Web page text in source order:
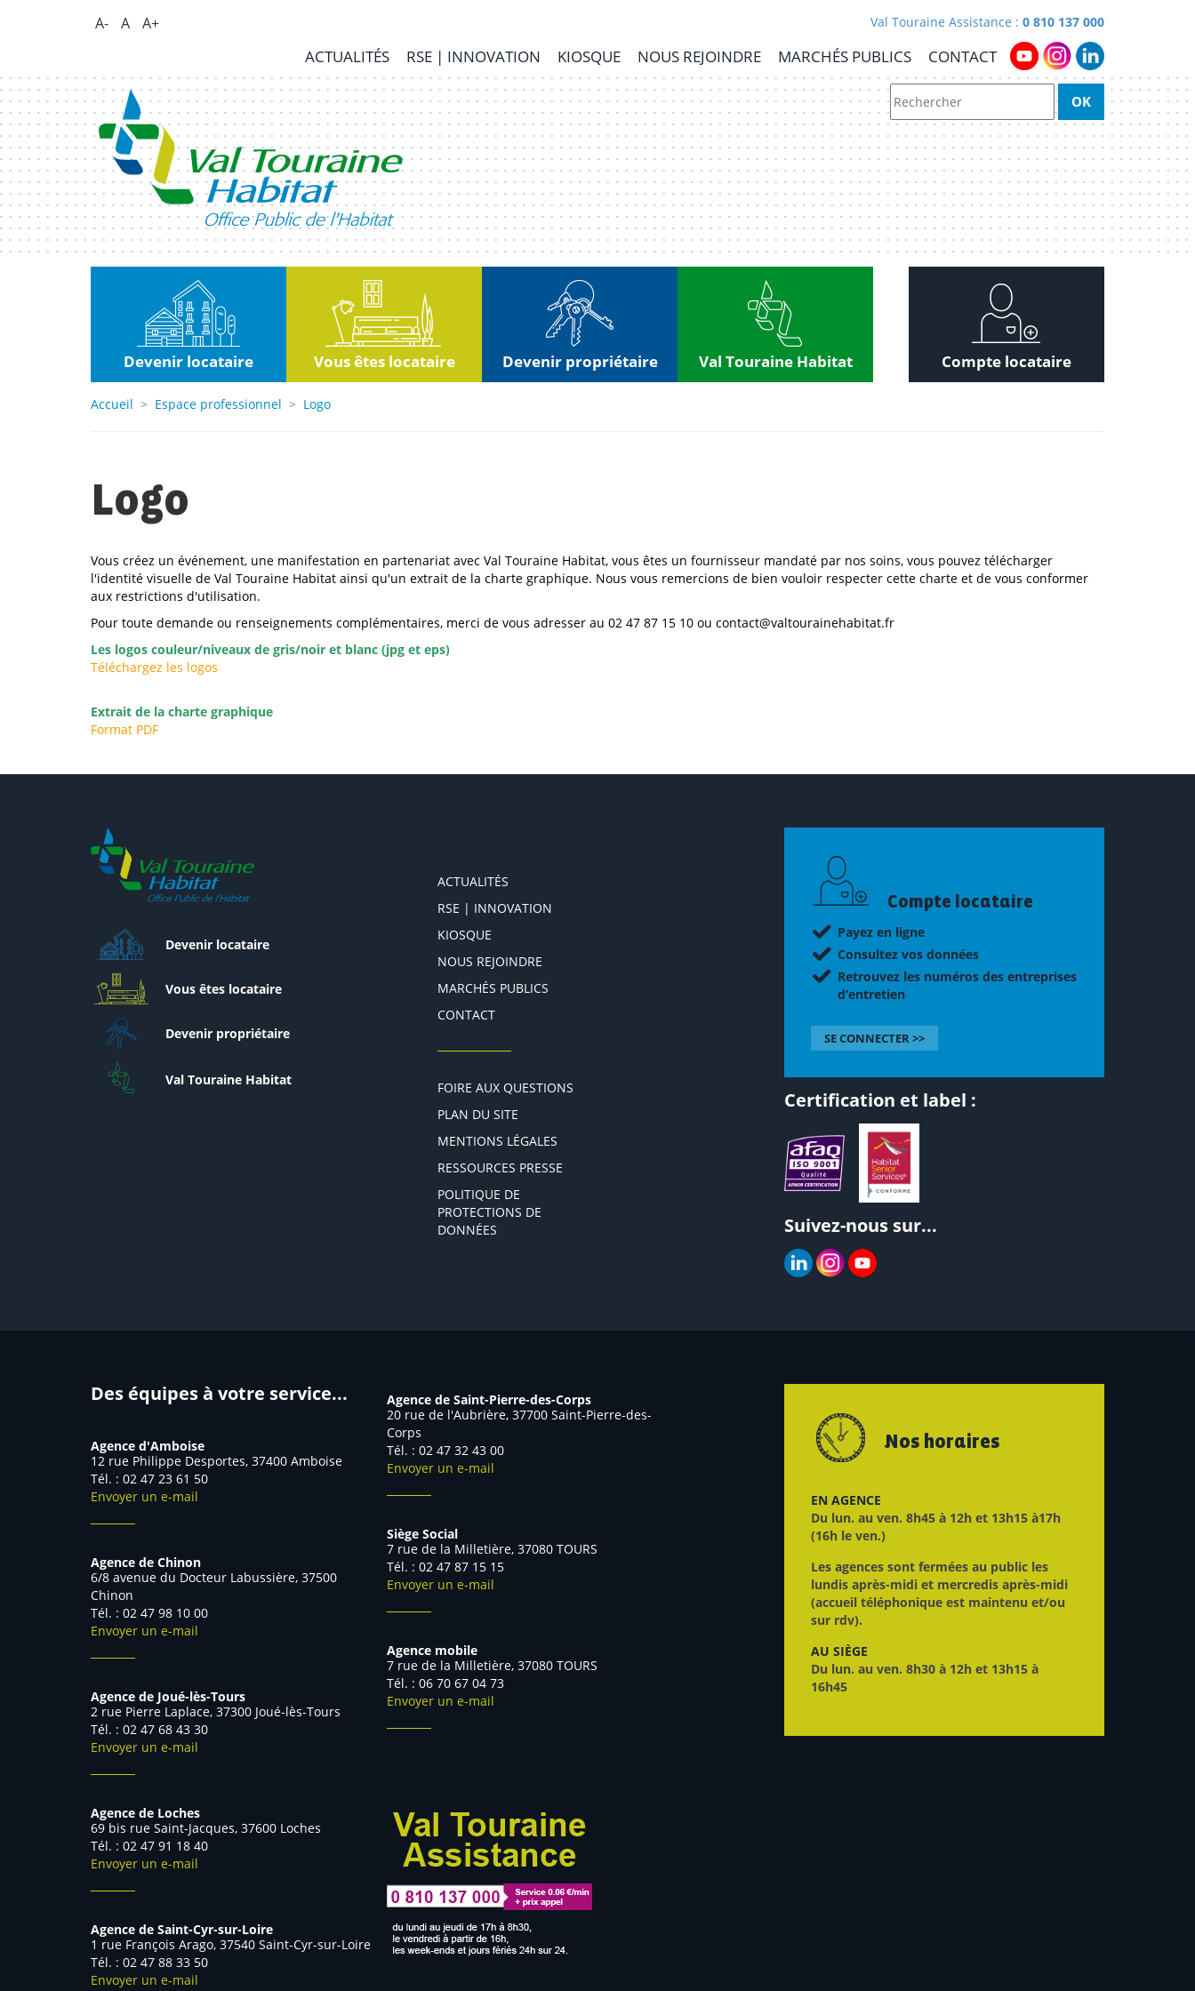
RSE
Innovation
Kiosque
Nous
rejoindre
A- A A+ Val Touraine Assistance : 0 810 137 000
ACTUALITÉS RSE | INNOVATION KIOSQUE NOUS REJOINDRE MARCHÉS PUBLICS CONTACT
Devenir locataire Vous êtes locataire Devenir propriétaire Val Touraine Habitat Compte locataire
Accueil > Espace professionnel > Logo
Logo
Vous créez un événement, une manifestation en partenariat avec Val Touraine Habitat, vous êtes un fournisseur mandaté par nos soins, vous pouvez télécharger
l'identité visuelle de Val Touraine Habitat ainsi qu'un extrait de la charte graphique. Nous vous remercions de bien vouloir respecter cette charte et de vous conformer
aux restrictions d'utilisation.
Pour toute demande ou renseignements complémentaires, merci de vous adresser au 02 47 87 15 10 ou contact@valtourainehabitat.fr
Les logos couleur/niveaux de gris/noir et blanc (jpg et eps)
Téléchargez les logos
Extrait de la charte graphique
Format PDF
Devenir locataire
Vous êtes locataire
Devenir propriétaire
Val Touraine Habitat
ACTUALITÉS
RSE | INNOVATION
KIOSQUE
NOUS REJOINDRE
MARCHÉS PUBLICS
CONTACT
FOIRE AUX QUESTIONS
PLAN DU SITE
MENTIONS LÉGALES
RESSOURCES PRESSE
POLITIQUE DE
PROTECTIONS DE
DONNÉES
Compte locataire
Payez en ligne
Consultez vos données
Retrouvez les numéros des entreprises
d’entretien
SE CONNECTER >>
Certification et label :
Suivez-nous sur...
Des équipes à votre service...
Agence d'Amboise
12 rue Philippe Desportes, 37400 Amboise
Tél. : 02 47 23 61 50
Envoyer un e-mail
Agence de Chinon
6/8 avenue du Docteur Labussière, 37500
Chinon
Tél. : 02 47 98 10 00
Envoyer un e-mail
Agence de Joué-lès-Tours
2 rue Pierre Laplace, 37300 Joué-lès-Tours
Tél. : 02 47 68 43 30
Envoyer un e-mail
Agence de Loches
69 bis rue Saint-Jacques, 37600 Loches
Tél. : 02 47 91 18 40
Envoyer un e-mail
Agence de Saint-Cyr-sur-Loire
1 rue François Arago, 37540 Saint-Cyr-sur-Loire
Tél. : 02 47 88 33 50
Envoyer un e-mail
Agence de Saint-Pierre-des-Corps
20 rue de l'Aubrière, 37700 Saint-Pierre-des-
Corps
Tél. : 02 47 32 43 00
Envoyer un e-mail
Siège Social
7 rue de la Milletière, 37080 TOURS
Tél. : 02 47 87 15 15
Envoyer un e-mail
Agence mobile
7 rue de la Milletière, 37080 TOURS
Tél. : 06 70 67 04 73
Envoyer un e-mail
Nos horaires
EN AGENCE
Du lun. au ven. 8h45 à 12h et 13h15 à17h
(16h le ven.)
Les agences sont fermées au public les
lundis après-midi et mercredis après-midi
(accueil téléphonique est maintenu et/ou
sur rdv).
AU SIÈGE
Du lun. au ven. 8h30 à 12h et 13h15 à
16h45